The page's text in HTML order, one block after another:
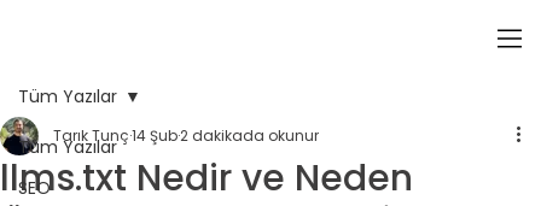
Tüm Yazılar
SEO
Tüm Yazılar
llms.txt Nedir ve Neden
Tarık Tunç14 Şub2 dakikada okunur